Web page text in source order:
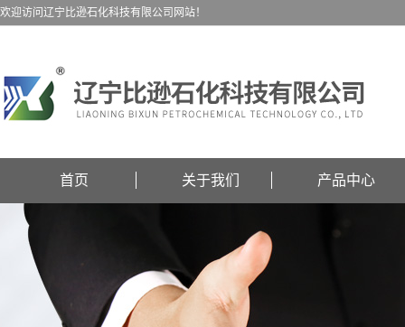
欢迎访问辽宁比逊石化科技有限公司网站！
首页 关于我们 产品中心